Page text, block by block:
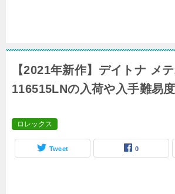
【2021年新作】デイトナ メ
116515LNの入荷や入手難易度
ロレックス
Tweet 0